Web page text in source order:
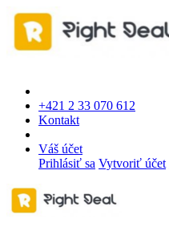
+421 2 33 070 612
Kontakt
Váš účet
Prihlásiť sa Vytvoriť účet